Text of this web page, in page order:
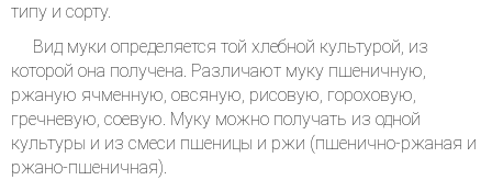
типу и сорту.
Вид муки определяется той хлебной культурой, из
которой она получена. Различают муку пшеничную,
ржаную ячменную, овсяную, рисовую, гороховую,
гречневую, соевую. Муку можно получать из одной
культуры и из смеси пшеницы и ржи (пшенично-ржаная и
ржано-пшеничная).